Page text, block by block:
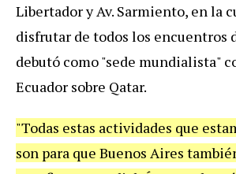
Libertador y Av. Sarmiento, en la
disfrutar de todos los encuentros
debutó como "sede mundialista"
Ecuador sobre Qatar.
"Todas estas actividades que
son para que Buenos Aires